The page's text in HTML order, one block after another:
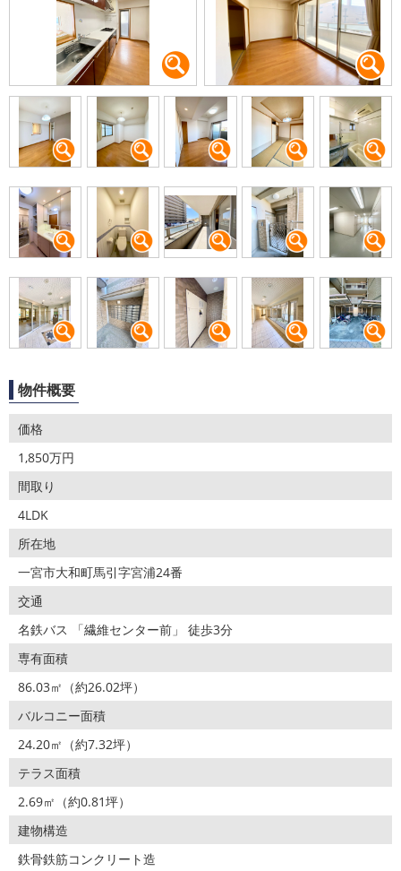
物件概要
価格
1,850万円
間取り
4LDK
所在地
一宮市大和町馬引字宮浦24番
交通
名鉄バス 「繊維センター前」 徒歩3分
専有面積
86.03㎡（約26.02坪）
バルコニー面積
24.20㎡（約7.32坪）
テラス面積
2.69㎡（約0.81坪）
建物構造
鉄骨鉄筋コンクリート造